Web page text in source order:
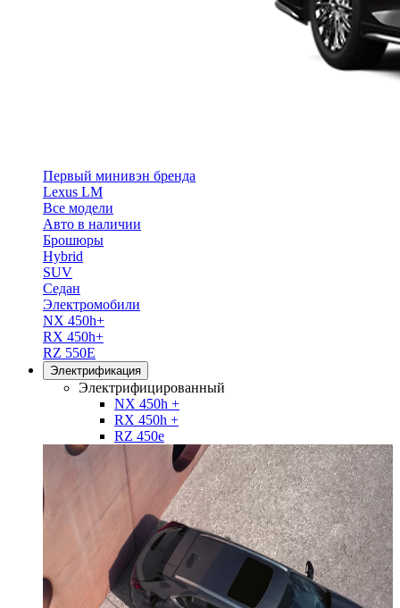
Первый минивэн бренда
Lexus LM
Все модели
Авто в наличии
Брошюры
Hybrid
SUV
Седан
Электромобили
NX 450h+
RX 450h+
RZ 550E
Электрификация
Электрифицированный
NX 450h +
RX 450h +
RZ 450e